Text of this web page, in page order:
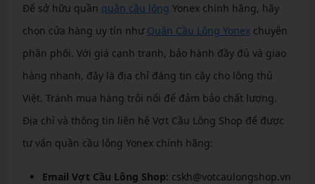
Để sở hữu quần quần cầu lông Yonex chính hãng, hãy
chọn cửa hàng uy tín như Quần Cầu Lông Yonexchuyên
phân phối. Với giá cạnh tranh, bảo hành đầy đủ và giao
hàng nhanh, đây là địa chỉ đáng tin cậy cho lông thủ
Việt. Tránh mua hàng trôi nổi để đảm bảo chất lượng.
Địa chỉ và thông tin liên hệ Vợt Cầu Lông Shop để được
tư vấn quần cầu lông Yonex chính hãng:
Email Vợt Cầu Lông Shop: cskh@votcaulongshop.vn